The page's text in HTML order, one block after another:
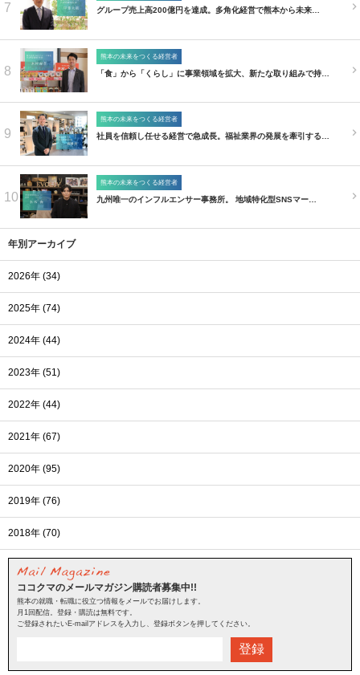
7 グループ売上高200億円を達成。多角化経営で熊本から未来…
8
熊本の未来をつくる経営者
「食」から「くらし」に事業領域を拡大、新たな取り組みで持…
9
熊本の未来をつくる経営者
社員を信頼し任せる経営で急成長。福祉業界の発展を牽引する…
10
熊本の未来をつくる経営者
九州唯一のインフルエンサー事務所。 地域特化型SNSマー…
年別アーカイブ
2026年 (34)
2025年 (74)
2024年 (44)
2023年 (51)
2022年 (44)
2021年 (67)
2020年 (95)
2019年 (76)
2018年 (70)
ココクマのメールマガジン購読者募集中!!
熊本の就職・転職に役立つ情報をメールでお届けします。
月1回配信。登録・購読は無料です。
ご登録されたいE-mailアドレスを入力し、登録ボタンを押してください。
登録